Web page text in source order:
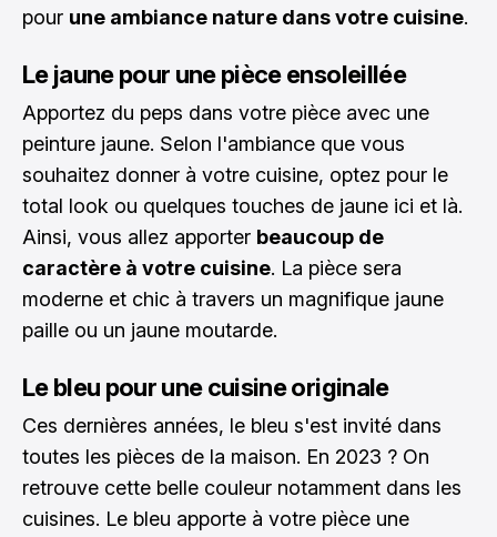
pour une ambiance nature dans votre cuisine.
Le jaune pour une pièce ensoleillée
Apportez du peps dans votre pièce avec une
peinture jaune. Selon l'ambiance que vous
souhaitez donner à votre cuisine, optez pour le
total look ou quelques touches de jaune ici et là.
Ainsi, vous allez apporter beaucoup de
caractère à votre cuisine. La pièce sera
moderne et chic à travers un magnifique jaune
paille ou un jaune moutarde.
Le bleu pour une cuisine originale
Ces dernières années, le bleu s'est invité dans
toutes les pièces de la maison. En 2023 ? On
retrouve cette belle couleur notamment dans les
cuisines. Le bleu apporte à votre pièce une